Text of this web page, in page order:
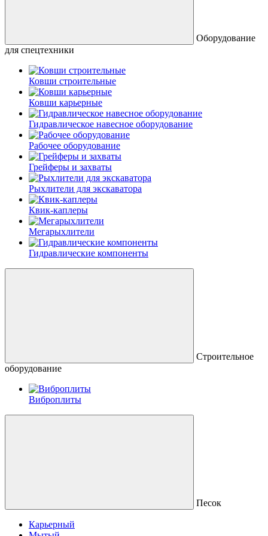
Оборудование
для спецтехники
Ковши строительные
Ковши карьерные
Гидравлическое навесное оборудование
Рабочее оборудование
Грейферы и захваты
Рыхлители для экскаватора
Квик-каплеры
Мегарыхлители
Гидравлические компоненты
Строительное
оборудование
Виброплиты
Песок
Карьерный